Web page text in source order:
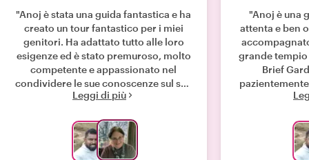
"Anoj è stata una guida fantastica e ha
creato un tour fantastico per i miei
genitori. Ha adattato tutto alle loro
esigenze ed è stato premuroso, molto
competente e appassionato nel
condividere le sue conoscenze sul suo
splendido Paese. È stato uno dei
consiglierei vivamente Anoj a
chiunque. "
Leggi di più
"Anoj è una
attenta e ben
grande tempio
Brief
domande.
finale è stato
ristorante
questa